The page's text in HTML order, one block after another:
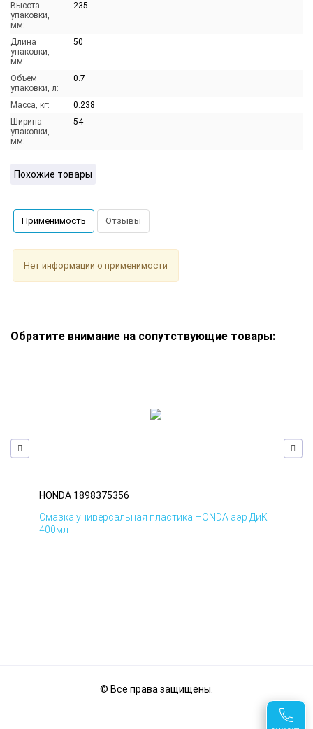
Высота
упаковки,
мм:
235
Длина
упаковки,
мм:
50
Объем
упаковки, л:
0.7
Масса, кг:
0.238
Ширина
упаковки,
мм:
54
Похожие товары
Применимость Отзывы
Нет информации о применимости
Обратите внимание на сопутствующие товары:
HONDA 1898375356
Смазка универсальная пластика HONDA аэр ДиК
400мл
© Все права защищены.